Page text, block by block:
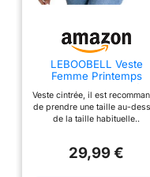
LEBOOBELL Veste
Femme Printemps
Uni Coupe Cintrée
Décontractée
Champagne)
Veste cintrée, il est
de prendre une taille au-
de la taille habituelle..
description Design Moderne
29,99 €